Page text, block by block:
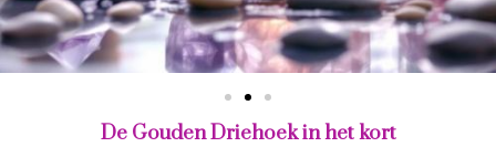
De Gouden Driehoek in het kort